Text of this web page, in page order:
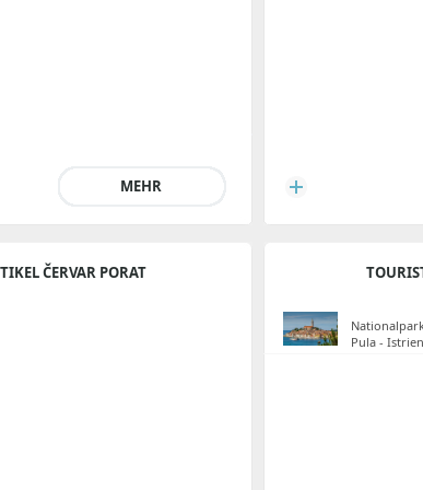
MEHR
ČERVAR PORAT
Pula -